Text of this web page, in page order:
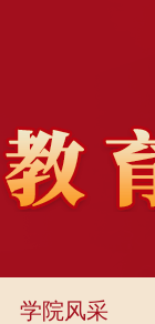
学院风采